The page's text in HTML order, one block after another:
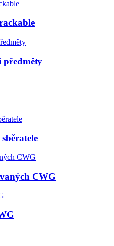
předměty
CWG